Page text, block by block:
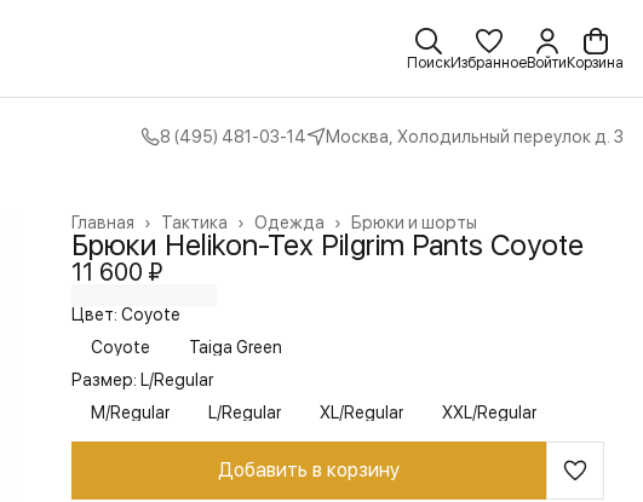
ПоискИзбранноеВойти Корзина
8 (495) 481-03-14 Москва, Холодильный переулок д. 3
Брюки и шорты
Одежда ›
Тактика ›
Главная ›
Брюки Helikon-Tex Pilgrim Pants Coyote
11 600 ₽
Цвет: Coyote
Coyote
Taiga Green
Размер: L/Regular
M/Regular
L/Regular XL/Regular XXL/Regular
Добавить в корзину